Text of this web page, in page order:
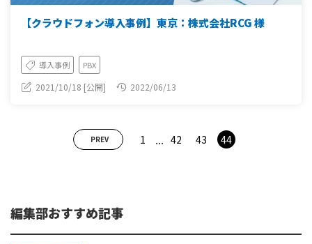
【クラウドフォン導入事例】東京：株式会社RCG 様
導入事例 PBX
2021/10/18 [公開] 2022/06/13
PREV 1 ... 42 43 44
編集部おすすめ記事